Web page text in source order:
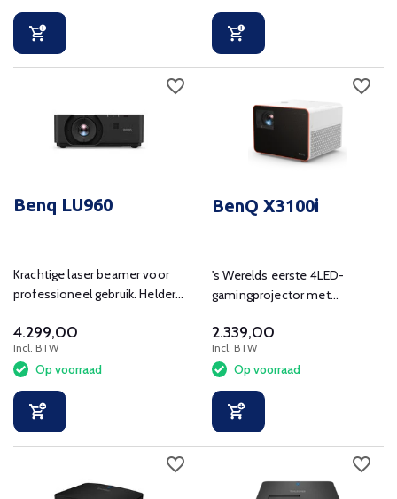
Benq LU960
Krachtige laser beamer voor
professioneel gebruik. Helder,
4.299,00
Incl. BTW
Op voorraad
BenQ X3100i
's Werelds eerste 4LED-
gamingprojector met
2.339,00
Incl. BTW
Op voorraad